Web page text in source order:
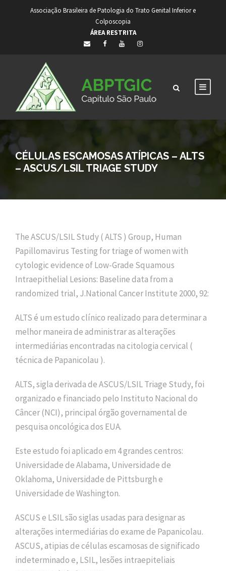
Associação Brasileira de Patologia do Trato Genital Inferior e
Colposcopia
ÁREA RESTRITA
CÉLULAS ESCAMOSAS ATÍPICAS – ALTS
– ASCUS/LSIL TRIAGE STUDY
The ASCUS/LSIL Study ( ALTS ) Group, Human
Papillomavirus Testing for triage of women with
cytologic evidence of Low-Grade Squamous
Intraepithelial Lesions: Baseline data from a
randomized trial, J.National Cancer Institute 2000, 92:
ALTS é um estudo clínico realizado para determinar a
melhor maneira de administrar as alterações
intermediárias encontradas na citologia cervical (
técnica de Papanicolau ).
ALTS, sigla derivada de ASCUS/LSIL Triage Study, foi
organizado e financiado pelo Instituto Nacional do
Câncer (NCI), principal órgão governamental de
pesquisa oncológica dos EUA.
Este estudo foi aplicado em 4 grandes centros:
Universidade de Alabama, Universidade de
Oklahoma, Universidade de Pittsburgh e
Universidade de Washington.
ASCUS e LSIL são siglas usadas para designar as
alterações intermediárias do exame de Papanicolau.
ASCUS, atipias de células escamosas de significado
indeterminado e, LSIL, lesões intraepiteliais